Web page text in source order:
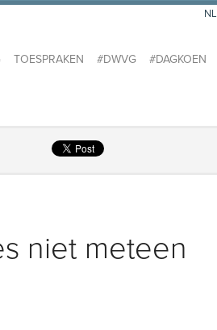
TOESPRAKEN #DWVG #DAGKOEN
NL
niet meteen